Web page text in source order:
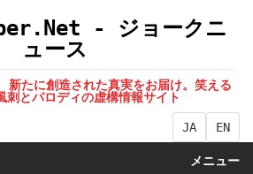
- ジョークニ
ュース
に創造された真実をお届け。笑える
とパロディの虚構情報サイト
JA EN
メニュー